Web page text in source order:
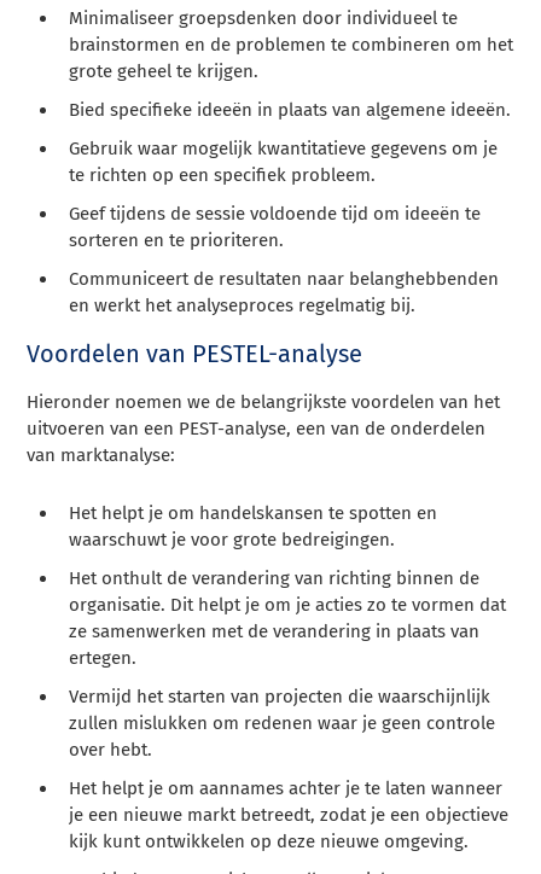
Minimaliseer groepsdenken door individueel te
brainstormen en de problemen te combineren om het
grote geheel te krijgen.
Bied specifieke ideeën in plaats van algemene ideeën.
Gebruik waar mogelijk kwantitatieve gegevens om je
te richten op een specifiek probleem.
Geef tijdens de sessie voldoende tijd om ideeën te
sorteren en te prioriteren.
Communiceert de resultaten naar belanghebbenden
en werkt het analyseproces regelmatig bij.
Voordelen van PESTEL-analyse
Hieronder noemen we de belangrijkste voordelen van het
uitvoeren van een PEST-analyse, een van de onderdelen
van marktanalyse:
Het helpt je om handelskansen te spotten en
waarschuwt je voor grote bedreigingen.
Het onthult de verandering van richting binnen de
organisatie. Dit helpt je om je acties zo te vormen dat
ze samenwerken met de verandering in plaats van
ertegen.
Vermijd het starten van projecten die waarschijnlijk
zullen mislukken om redenen waar je geen controle
over hebt.
Het helpt je om aannames achter je te laten wanneer
je een nieuwe markt betreedt, zodat je een objectieve
kijk kunt ontwikkelen op deze nieuwe omgeving.